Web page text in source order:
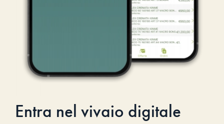
Entra nel vivaio digitale